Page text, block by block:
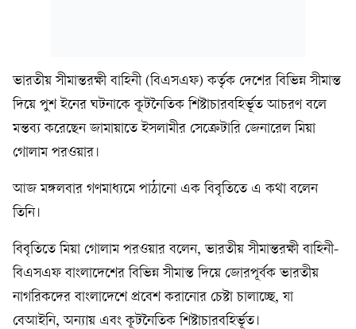
ভারতীয় সীমান্তরক্ষী বাহিনী (বিএসএফ) কর্তৃক দেশের বিভিন্ন সীমান্ত
দিয়ে পুশ ইনের ঘটনাকে কূটনৈতিক শিষ্টাচারবহির্ভূত আচরণ বলে
মন্তব্য করেছেন জামায়াতে ইসলামীর সেক্রেটারি জেনারেল মিয়া
গোলাম পরওয়ার।
আজ মঙ্গলবার গণমাধ্যমে পাঠানো এক বিবৃতিতে এ কথা বলেন
তিনি।
বিবৃতিতে মিয়া গোলাম পরওয়ার বলেন, ভারতীয় সীমান্তরক্ষী বাহিনী-
বিএসএফ বাংলাদেশের বিভিন্ন সীমান্ত দিয়ে জোরপূর্বক ভারতীয়
নাগরিকদের বাংলাদেশে প্রবেশ করানোর চেষ্টা চালাচ্ছে, যা
বেআইনি, অন্যায় এবং কূটনৈতিক শিষ্টাচারবহির্ভূত।